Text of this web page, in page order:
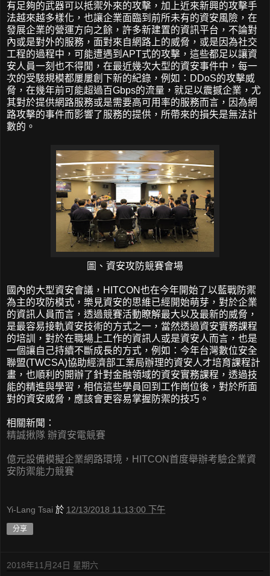
有足夠的武器可以抵禦外來的攻擊，加上近來新興的攻擊手
法越來越多樣化，也讓企業面臨到前所未有的資安風險，在
發展企業的營運方向之餘，許多新建置的資訊平台，不論對
內或是對外的服務，面對來自網路上的威脅，或是因為社交
工程的過程中，可能遭遇到APT式的攻擊，這些都足以讓資
安人員一刻也不得閒，在最近幾次大型的資安事件中，每一
次的受駭規模都屢屢創下新的紀錄，例如：DDoS的攻擊威
脅，在幾年前可能超過百Gbps的流量，就足以震撼企業，尤
其對於提供網路服務或是需要高可用率的服務而言，因為網
路攻擊的事件而影響了服務的提供，所帶來的損失是無法計
數的。
圖、資安攻防競賽會場
國內的大型資安會議，HITCON也在今年開始了以藍戰防禦
為主的攻防模式，樂見資安的思維已經開始萌芽，對於企業
的資訊人員而言，透過競賽活動瞭解最大以及最新的威脅，
是最容易接軌資安技術的方式之一，當然透過資安實務課程
的培訓，對於在職場上工作的資訊人或是資安人而言，也是
一個讓自己持續不斷成長的方式，例如：今年台灣數位安全
聯盟(TWCSA)協助經濟部工業局辦理的資安人才培育課程計
畫，也順利的開辦了針對金融領域的資安實務課程，透過技
能的精進與學習，相信這些學員回到工作崗位後，對於所面
對的資安威脅，應該會更容易掌握防禦的技巧。
相關新聞：
精誠揪隊 辦資安電競賽
億元設備模擬企業網路環境，HITCON首度舉辦考驗企業資
安防禦能力競賽
Yi-Lang Tsai 於 12/13/2018 11:13:00 下午
分享
2018年11月24日 星期六